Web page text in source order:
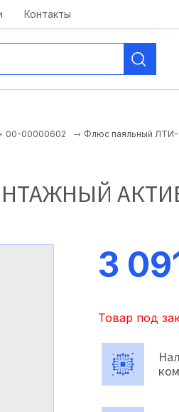
c 08:00 до 20:00
Контакты
00-00000602 Флюс паяльный ЛТИ-
3
Товар под